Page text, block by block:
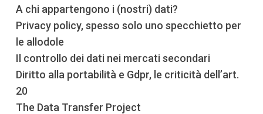
A chi appartengono i (nostri) dati?
Privacy policy, spesso solo uno specchietto per
le allodole
Il controllo dei dati nei mercati secondari
Diritto alla portabilità e Gdpr, le criticità dell’art.
20
The Data Transfer Project